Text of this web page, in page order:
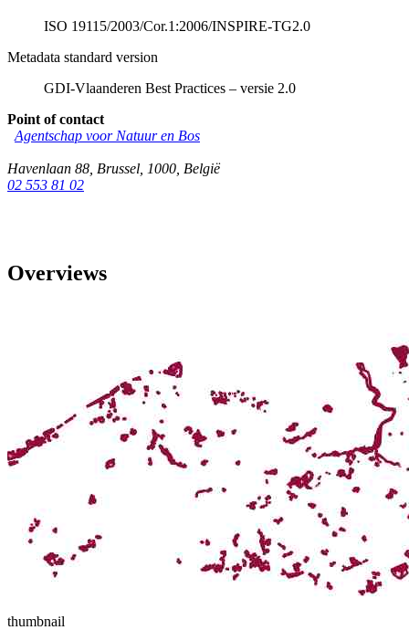
ISO 19115/2003/Cor.1:2006/INSPIRE-TG2.0
Metadata standard version
GDI-Vlaanderen Best Practices – versie 2.0
Point of contact
Agentschap voor Natuur en Bos
Havenlaan 88 Brussel 1000 België
02 553 81 02
Overviews
thumbnail